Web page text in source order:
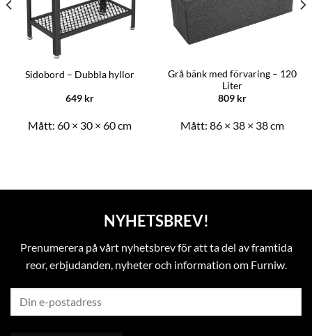
Sidobord – Dubbla hyllor
649 kr
Mått: 60 × 30 × 60 cm
Grå bänk med förvaring – 120
Liter
809 kr
Mått: 86 × 38 × 38 cm
NYHETSBREV!
Prenumerera på vårt nyhetsbrev för att ta del av framtida
reor, erbjudanden, nyheter och information om Furniw.